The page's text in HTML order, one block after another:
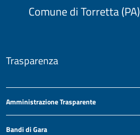
Comune di Torretta (PA)
Trasparenza
Amministrazione Trasparente
Bandi di Gara